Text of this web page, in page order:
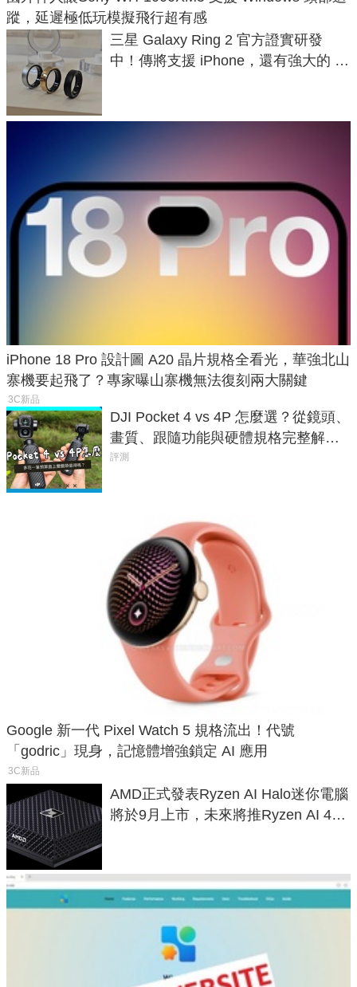
蹤，延遲極低玩模擬飛行超有感
三星 Galaxy Ring 2 官方證實研發
中！傳將支援 iPhone，還有強大的 AI
iPhone 18 Pro 設計圖 A20 晶片規格全看光，華強北山
寨機要起飛了？專家曝山寨機無法復刻兩大關鍵
3C新品
DJI Pocket 4 vs 4P 怎麼選？從鏡頭、
畫質、跟隨功能與硬體規格完整解
析，一次看懂兩台差異
評測
Google 新一代 Pixel Watch 5 規格流出！代號
「godric」現身，記憶體增強鎖定 AI 應用
3C新品
AMD正式發表Ryzen AI Halo迷你電腦
將於9月上市，未來將推Ryzen AI 400